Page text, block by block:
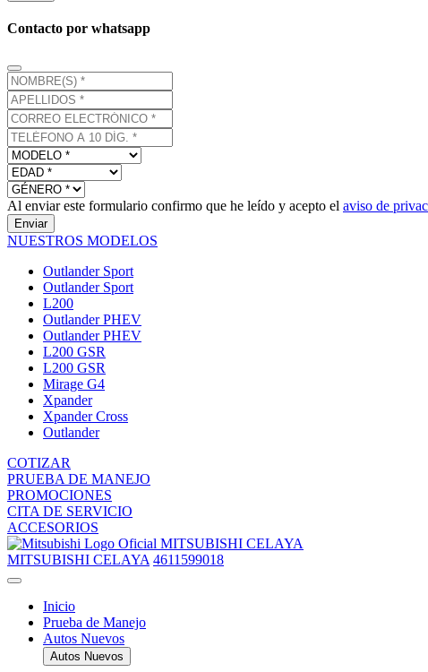
Contacto por whatsapp
Al enviar este formulario confirmo que he leído y acepto el aviso de
Enviar
NUESTROS MODELOS
Outlander Sport
Outlander Sport
L200
Outlander PHEV
Outlander PHEV
L200 GSR
L200 GSR
Mirage G4
Xpander
Xpander Cross
Outlander
COTIZAR
PRUEBA DE MANEJO
PROMOCIONES
CITA DE SERVICIO
ACCESORIOS
MITSUBISHI CELAYA
MITSUBISHI CELAYA 4611599018
Inicio
Prueba de Manejo
Autos Nuevos
Autos Nuevos